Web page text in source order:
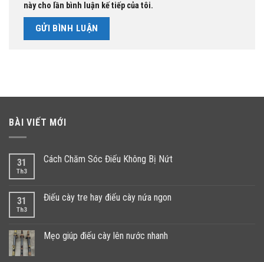
này cho lần bình luận kế tiếp của tôi.
BÀI VIẾT MỚI
31
Th3
Cách Chăm Sóc Điếu Không Bị Nứt
31
Th3
Điếu cày tre hay điếu cày nứa ngon
Mẹo giúp điếu cày lên nước nhanh